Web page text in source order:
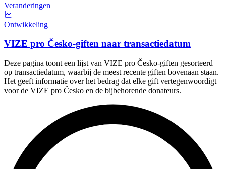
Veranderingen
Ontwikkeling
VIZE pro Česko-giften naar transactiedatum
Deze pagina toont een lijst van VIZE pro Česko-giften gesorteerd
op transactiedatum, waarbij de meest recente giften bovenaan staan.
Het geeft informatie over het bedrag dat elke gift vertegenwoordigt
voor de VIZE pro Česko en de bijbehorende donateurs.